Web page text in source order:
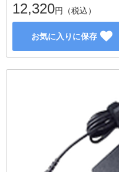
12,320円（税込）
お気に入りに保存